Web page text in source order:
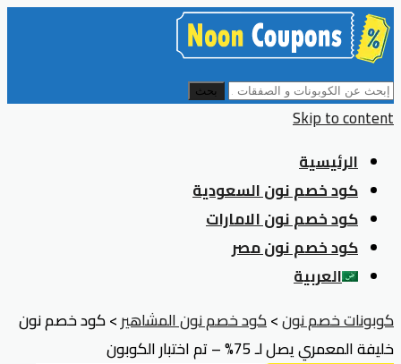
بحث
Skip to content
الرئيسية
كود خصم نون السعودية
كود خصم نون الامارات
كود خصم نون مصر
العربية
كوبونات خصم نون>كود خصم نون المشاهير>كود خصم نون
خليفة المعمري يصل لـ 75% – تم اختبار الكوبون